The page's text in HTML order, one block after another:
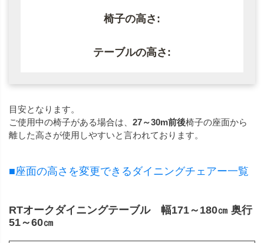
椅子の高さ:
テーブルの高さ:
目安となります。
ご使用中の椅子がある場合は、 27～30m前後椅子の座面から
離した高さが使用しやすいと言われております。
■座面の高さを変更できるダイニングチェアー一覧
RTオークダイニングテーブル 幅171～180㎝ 奥行
51～60㎝